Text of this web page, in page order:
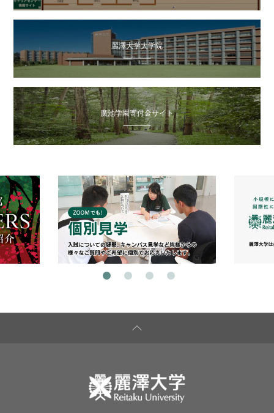
麗澤大学大学院
廣池学園寄付金サイト